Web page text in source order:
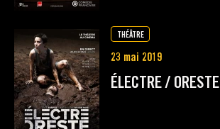
THÉÂTRE
23 mai 2019
ÉLECTRE / ORESTE